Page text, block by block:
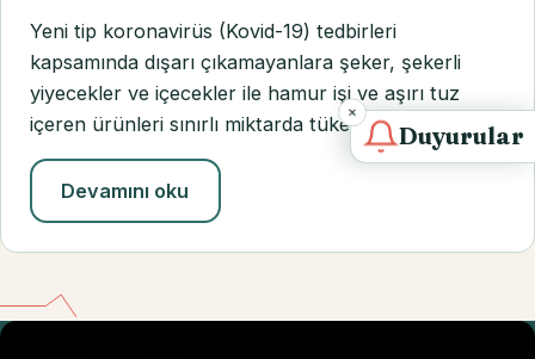
Yeni tip koronavirüs (Kovid-19) tedbirleri
kapsamında dışarı çıkamayanlara şeker, şekerli
yiyecekler ve içecekler ile hamur işi ve aşırı tuz
içeren ürünleri sınırlı miktarda tüketmeleri…
Devamını oku
Duyurular